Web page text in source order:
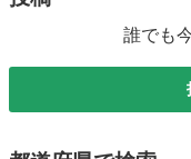
誰でも